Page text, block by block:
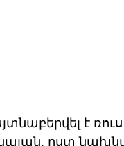
է
ըստ